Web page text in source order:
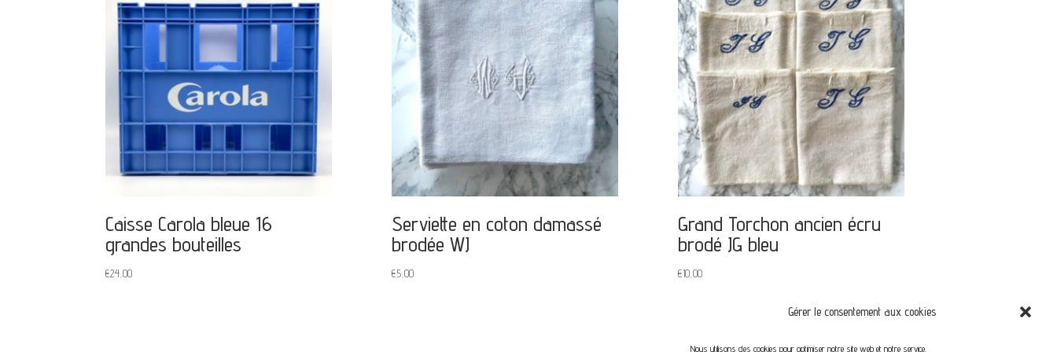
Gérer le consentement aux cookies
Nous utilisons des cookies pour optimiser notre site web et notre service.
Caisse Carola bleue 16
grandes bouteilles
€24,00
Serviette en coton damassé
brodée WJ
€5,00
Grand Torchon ancien écru
brodé JG bleu
€10,00